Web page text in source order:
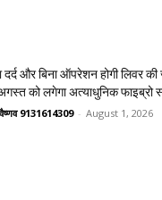
दर्द और बिना ऑपरेशन होगी लिवर
को लगेगा अत्याधुनिक फाइब्रो
9131614309 - August 1, 2026